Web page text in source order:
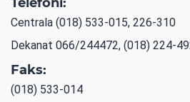
Centrala (018) 533-015, 226-310
Dekanat 066/244472, (018) 224-
Faks:
(018) 533-014